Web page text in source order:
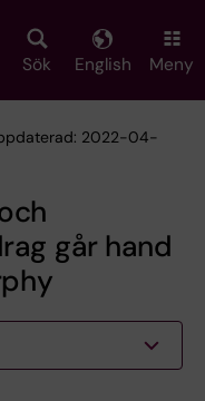
Sök English Meny
2022-04-
går hand